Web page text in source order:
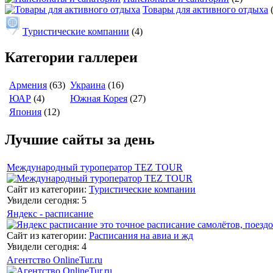
Товары для активного отдыха
Туристические компании (4)
Категории галлереи
Армения (63) Украина (16)
ЮАР (4) Южная Корея (27)
Япония (12)
Лучшие сайты за день
Международный туроператор TEZ TOUR
Сайт из категории: Туристические компании
Увидели сегодня: 5
Яндекс - расписание
Сайт из категории: Расписания на авиа и жд
Увидели сегодня: 4
Агентство OnlineTur.ru